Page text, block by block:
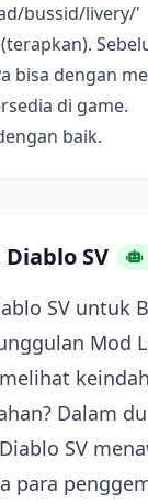
bussid/livery/'
bisa dengan
di game.
baik.
SV
SV untuk
Mod
Dalam
SV
para